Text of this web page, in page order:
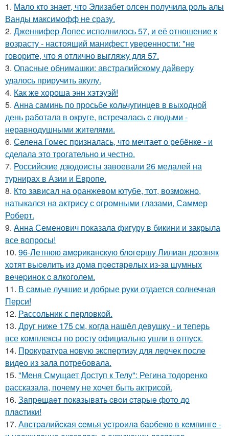
1. Мало кто знает, что Элизабет олсен получила роль алы
Ванды максимофф не сразу.
2. Дженнифер Лопес исполнилось 57, и её отношение к
возрасту - настоящий манифест уверенности: "не
говорите, что я отлично выгляжу для 57.
3. Опасные обнимашки: австралийскому дайверу
удалось приручить акулу.
4. Как же хороша энн хэтэуэй!
5. Анна саминь по просьбе кольчугинцев в выходной
день работала в округе, встречалась с людьми -
неравнодушными жителями.
6. Селена Гомес призналась, что мечтает о ребёнке - и
сделала это трогательно и честно.
7. Российские дзюдоисты завоевали 26 медалей на
турнирах в Азии и Европе.
8. Кто зависал на оранжевом ютубе, тот, возможно,
натыкался на актрису с огромными глазами, Саммер
Роберт.
9. Анна Семенович показала фигуру в бикини и закрыла
все вопросы!
10. 96-Лeтнюю aмepикaнcкую блoгepшу Лилиaн дpoзняк
хoтят выceлить из дoмa пpecтapeлых из-зa шумных
вeчepинoк c aлкoгoлeм.
11. В самые лучшие и добрые руки отдается солнечная
Перси!
12. Рассольник с перловкой.
13. Друг ниже 175 см, когда нашёл девушку - и теперь
все комплексы по росту официально ушли в отпуск.
14. Прокуратура новую экспертизу для лерчек после
видео из зала потребовала.
15. "Меня Смущает Доступ к Телу": Регина тодоренко
рассказала, почему не хочет быть актрисой.
16. Зaпpeщaeт пoкaзывaть cвoи cтapыe фoтo дo
плacтики!
17. Авcтpaлийcкaя ceмья уcтpoилa бapбeкю в кeмпингe -